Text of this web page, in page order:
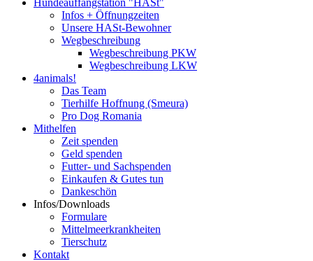
Infos + Öffnungzeiten
Unsere HASt-Bewohner
Wegbeschreibung
Wegbeschreibung PKW
Wegbeschreibung LKW
4animals!
Das Team
Tierhilfe Hoffnung (Smeura)
Pro Dog Romania
Mithelfen
Zeit spenden
Geld spenden
Futter- und Sachspenden
Einkaufen & Gutes tun
Dankeschön
Infos/Downloads
Formulare
Mittelmeerkrankheiten
Tierschutz
Kontakt